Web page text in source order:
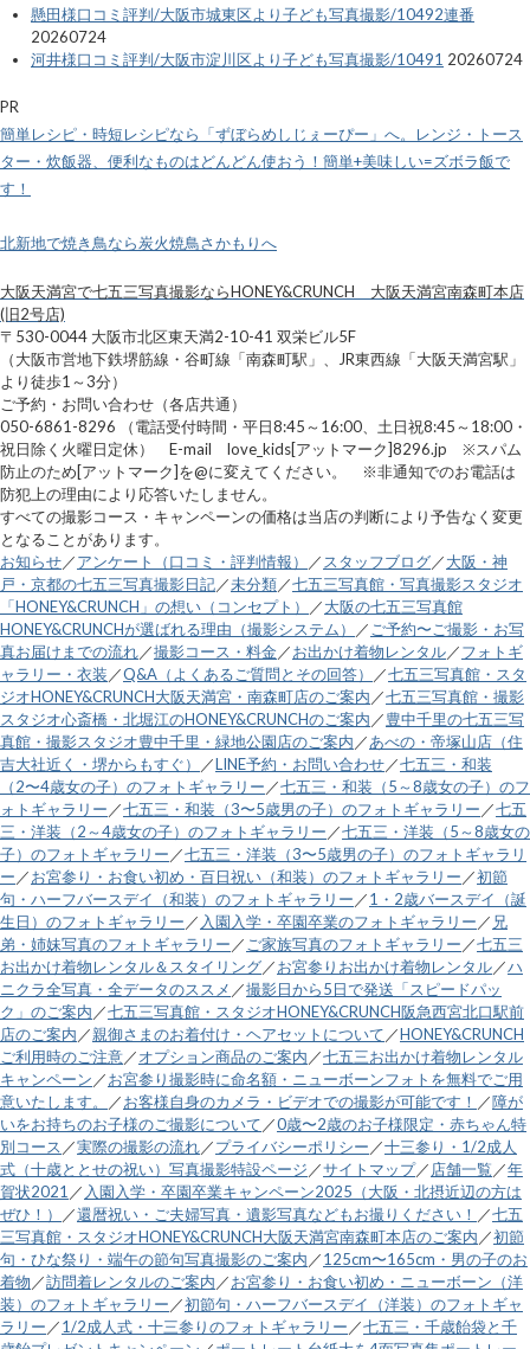
懸田様口コミ評判/大阪市城東区より子ども写真撮影/10492連番
20260724
河井様口コミ評判/大阪市淀川区より子ども写真撮影/10491 20260724
PR
簡単レシピ・時短レシピなら「ずぼらめしじぇーぴー」へ。レンジ・トース
ター・炊飯器、便利なものはどんどん使おう！簡単+美味しい=ズボラ飯で
す！
北新地で焼き鳥なら炭火焼鳥さかもりへ
大阪天満宮で七五三写真撮影ならHONEY&CRUNCH 大阪天満宮南森町本店
(旧2号店)
〒530-0044 大阪市北区東天満2-10-41 双栄ビル5F
（大阪市営地下鉄堺筋線・谷町線「南森町駅」、JR東西線「大阪天満宮駅」
より徒歩1～3分）
ご予約・お問い合わせ（各店共通）
050-6861-8296 （電話受付時間・平日8:45～16:00、土日祝8:45～18:00・
祝日除く火曜日定休） E-mail love_kids[アットマーク]8296.jp ※スパム
防止のため[アットマーク]を@に変えてください。 ※非通知でのお電話は
防犯上の理由により応答いたしません。
すべての撮影コース・キャンペーンの価格は当店の判断により予告なく変更
となることがあります。
お知らせ／アンケート（口コミ・評判情報） ／ スタッフブログ／大阪・神
戸・京都の七五三写真撮影日記／未分類／七五三写真館・写真撮影スタジオ
「HONEY&CRUNCH」の想い（コンセプト）
／大阪の七五三写真館
HONEY&CRUNCHが選ばれる理由（撮影システム）
／ ご予約〜ご撮影・お写
真お届けまでの流れ／撮影コース・料金／お出かけ着物レンタル／フォトギ
ャラリー・衣装 ／Q&A（よくあるご質問とその回答） ／七五三写真館・スタ
ジオHONEY&CRUNCH大阪天満宮・南森町店のご案内 ／七五三写真館・撮影
スタジオ心斎橋・北堀江のHONEY&CRUNCHのご案内 ／豊中千里の七五三写
真館・撮影スタジオ豊中千里・緑地公園店のご案内 ／あべの・帝塚山店（住
吉大社近く・堺からもすぐ）
／LINE予約・お問い合わせ／七五三・和装
（2〜4歳女の子）のフォトギャラリー ／七五三・和装（5～8歳女の子）のフ
ォトギャラリー ／七五三・和装（3〜5歳男の子）のフォトギャラリー ／七五
三・洋装（2～4歳女の子）のフォトギャラリー ／七五三・洋装（5～8歳女の
子）のフォトギャラリー ／七五三・洋装（3〜5歳男の子）のフォトギャラリ
ー ／お宮参り・お食い初め・百日祝い（和装）のフォトギャラリー ／初節
句・ハーフバースデイ（和装）のフォトギャラリー ／1・2歳バースデイ（誕
生日）のフォトギャラリー ／ 入園入学・卒園卒業のフォトギャラリー ／ 兄
弟・姉妹写真のフォトギャラリー ／ ご家族写真のフォトギャラリー ／七五三
お出かけ着物レンタル＆スタイリング／お宮参りお出かけ着物レンタル／ハ
ニクラ全写真・全データのススメ ／撮影日から5日で発送「スピードパッ
ク」のご案内 ／七五三写真館・スタジオHONEY&CRUNCH阪急西宮北口駅前
店のご案内 ／親御さまのお着付け・ヘアセットについて ／HONEY&CRUNCH
ご利用時のご注意／オプション商品のご案内 ／七五三お出かけ着物レンタル
キャンペーン ／お宮参り撮影時に命名額・ニューボーンフォトを無料でご用
意いたします。
／お客様自身のカメラ・ビデオでの撮影が可能です！ ／障が
いをお持ちのお子様のご撮影について ／0歳〜2歳のお子様限定・赤ちゃん特
別コース ／実際の撮影の流れ／プライバシーポリシー ／十三参り・1/2成人
式（十歳ととせの祝い）写真撮影特設ページ ／サイトマップ／ 店舗一覧 ／年
賀状2021 ／ 入園入学・卒園卒業キャンペーン2025（大阪・北摂近辺の方は
ぜひ！）
／還暦祝い・ご夫婦写真・遺影写真などもお撮りください！ ／七五
三写真館・スタジオHONEY&CRUNCH大阪天満宮南森町本店のご案内 ／初節
句・ひな祭り・端午の節句写真撮影のご案内 ／125cm〜165cm・男の子のお
着物 ／訪問着レンタルのご案内 ／お宮参り・お食い初め・ニューボーン（洋
装）のフォトギャラリー ／初節句・ハーフバースデイ（洋装）のフォトギャ
ラリー ／1/2成人式・十三参りのフォトギャラリー ／七五三・千歳飴袋と千